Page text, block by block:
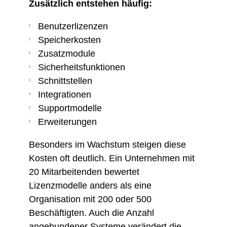
Zusätzlich entstehen häufig:
Benutzerlizenzen
Speicherkosten
Zusatzmodule
Sicherheitsfunktionen
Schnittstellen
Integrationen
Supportmodelle
Erweiterungen
Besonders im Wachstum steigen diese
Kosten oft deutlich. Ein Unternehmen mit
20 Mitarbeitenden bewertet
Lizenzmodelle anders als eine
Organisation mit 200 oder 500
Beschäftigten. Auch die Anzahl